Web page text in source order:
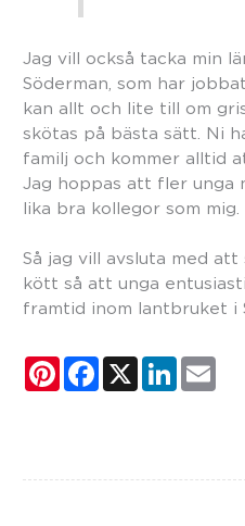
Jag vill också tacka min
Söderman, som har
kan allt och lite till om
skötas på bästa sätt. Ni
familj och kommer alltid
Jag hoppas att fler unga
lika bra kollegor som mig.
Så jag vill avsluta med
kött så att unga
framtid inom lantbruket i
P
s
F
k
X
L
n